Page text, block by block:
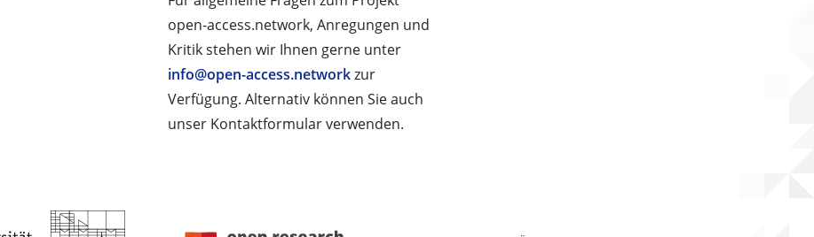
open-access.network, Anregungen und
Kritik stehen wir Ihnen gerne unter
info@open-access.networkzur
Verfügung. Alternativ können Sie auch
unser Kontaktformular verwenden.